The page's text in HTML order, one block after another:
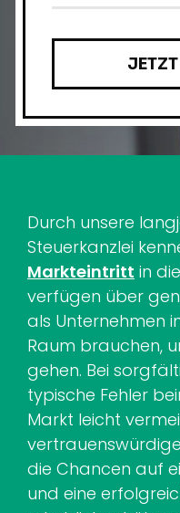
Durch unsere
Steuerkanzlei
Markteintritt in
verfügen über
als Unternehmen
Raum brauchen,
gehen. Bei
typische Fehler
Markt leicht
die Chancen auf
und eine